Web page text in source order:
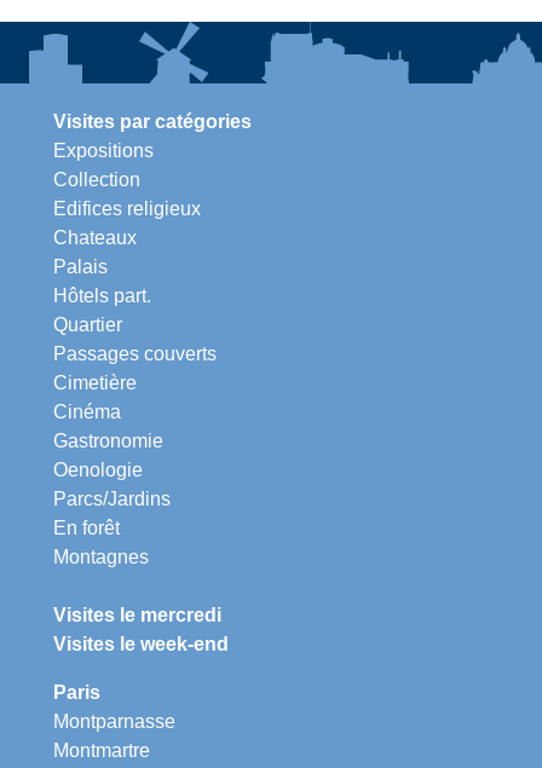
Visites par catégories
Expositions
Collection
Edifices religieux
Chateaux
Palais
Hôtels part.
Quartier
Passages couverts
Cimetière
Cinéma
Gastronomie
Oenologie
Parcs/Jardins
En forêt
Montagnes
Visites le mercredi
Visites le week-end
Paris
Montparnasse
Montmartre